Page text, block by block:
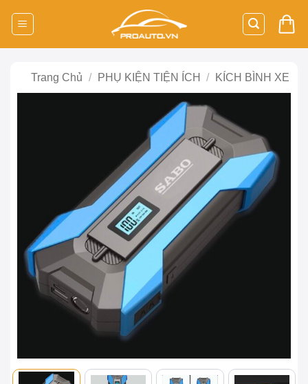
Trang Chủ / PHỤ KIỆN TIỆN ÍCH / KÍCH BÌNH XE